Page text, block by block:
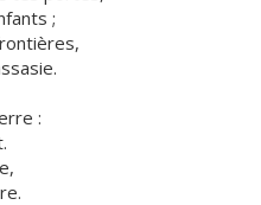
;
: